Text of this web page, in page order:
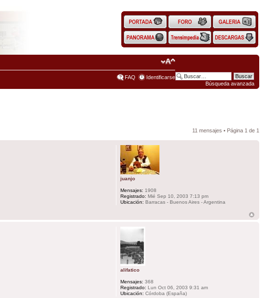
Búsqueda avanzada
FAQ Identificarse
11 mensajes • Página 1 de 1
juanjo
Mensajes: 1908
Registrado: Mié Sep 10, 2003 7:13 pm
Ubicación: Barracas - Buenos Aires - Argentina
alifatico
Mensajes: 368
Registrado: Lun Oct 06, 2003 9:31 am
Ubicación: Córdoba (España)